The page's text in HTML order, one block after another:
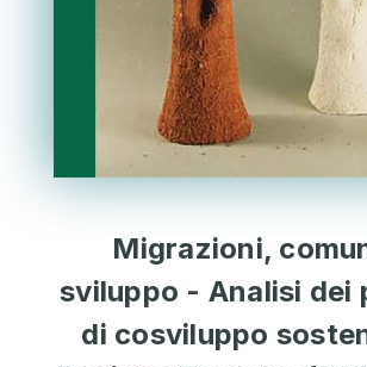
Migrazioni,
sviluppo - Analisi dei
di cosviluppo